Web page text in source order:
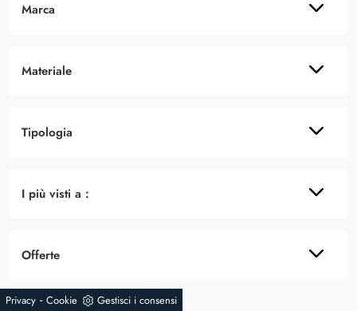
Marca
Materiale
Tipologia
I più visti a :
Offerte
Privacy - Cookie Gestisci i consensi